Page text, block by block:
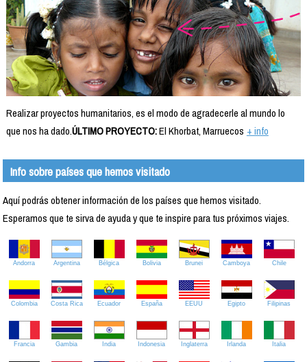
Realizar proyectos humanitarios, es el modo de agradecerle al mundo lo
que nos ha dado.ÚLTIMO PROYECTO:El Khorbat, Marruecos + info
Info sobre países que hemos visitado
Aquí podrás obtener información de los países que hemos visitado.
Esperamos que te sirva de ayuda y que te inspire para tus próximos viajes.
Andorra Argentina Bélgica Bolivia Brunei Camboya Chile
Colombia Costa Rica Ecuador España EEUU Egipto Filipinas
Francia Gambia India Indonesia Inglaterra Irlanda Italia